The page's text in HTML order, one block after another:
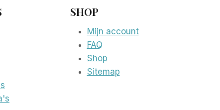
SHOP
Mijn account
FAQ
Shop
Sitemap